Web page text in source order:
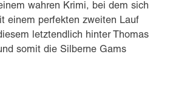
wahren Krimi, bei dem sich
einem perfekten zweiten Lauf
letztendlich hinter Thomas
somit die Silberne Gams